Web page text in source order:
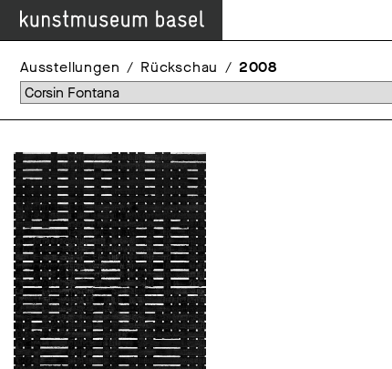
Ausstellungen Rückschau 2008